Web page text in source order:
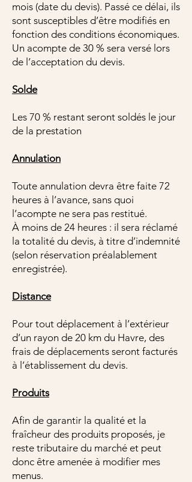
mois (date du devis). Passé ce délai, ils
sont susceptibles d’être modifiés en
fonction des conditions économiques.
Un acompte de 30 % sera versé lors
de l’acceptation du devis.
Solde
Les 70 % restant seront soldés le jour
de la prestation
Annulation
Toute annulation devra être faite 72
heures à l’avance, sans quoi
l’acompte ne sera pas restitué.
À moins de 24 heures : il sera réclamé
la totalité du devis, à titre d’indemnité
(selon réservation préalablement
enregistrée).
Distance
Pour tout déplacement à l’extérieur
d’un rayon de 20 km du Havre, des
frais de déplacements seront facturés
à l’établissement du devis.
Produits
Afin de garantir la qualité et la
fraîcheur des produits proposés, je
reste tributaire du marché et peut
donc être amenée à modifier mes
menus.